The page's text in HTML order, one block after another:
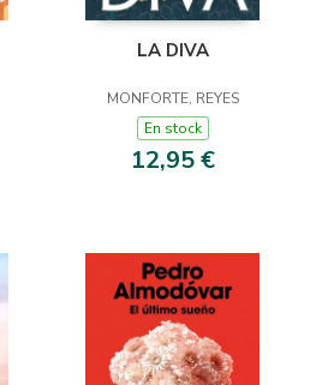
LA DIVA
MONFORTE, REYES
En stock
12,95 €